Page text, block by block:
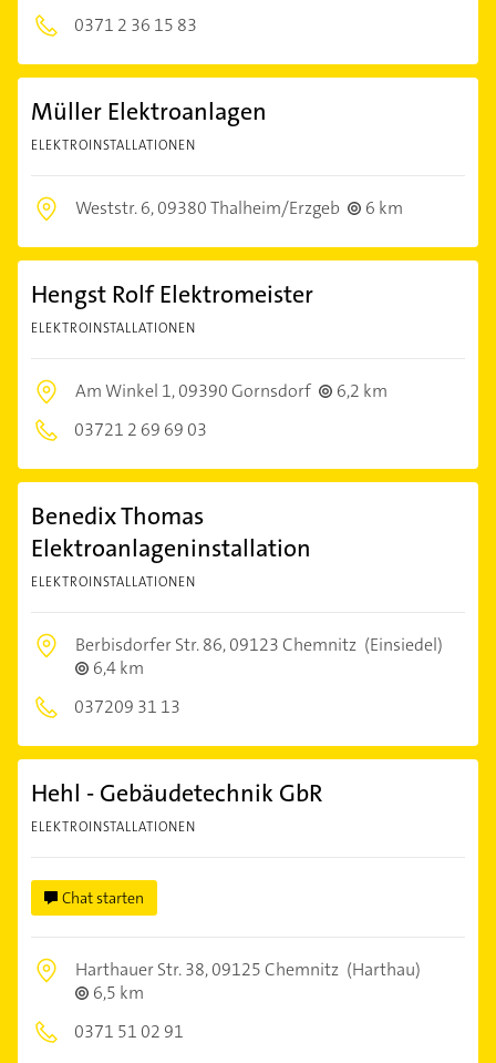
0371 2 36 15 83
Müller Elektroanlagen
ELEKTROINSTALLATIONEN
Weststr. 6,09380 Thalheim/Erzgeb 6 km
Hengst Rolf Elektromeister
ELEKTROINSTALLATIONEN
Am Winkel 1,09390 Gornsdorf
6,2 km
03721 2 69 69 03
Benedix Thomas
Elektroanlageninstallation
ELEKTROINSTALLATIONEN
Berbisdorfer Str. 86,09123 Chemnitz (Einsiedel)
6,4 km
037209 31 13
Hehl - Gebäudetechnik GbR
ELEKTROINSTALLATIONEN
Chat starten
Harthauer Str. 38,09125 Chemnitz (Harthau)
6,5 km
0371 51 02 91